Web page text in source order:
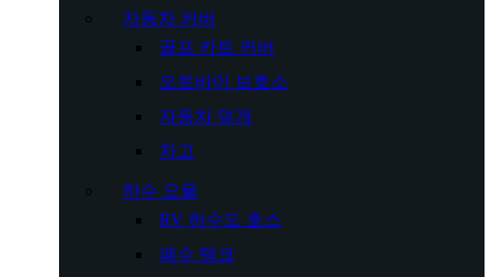
자동차 커버
골프 카트 커버
오토바이 보호소
자동차 덮개
차고
하수 오물
RV 하수도 호스
폐수 탱크